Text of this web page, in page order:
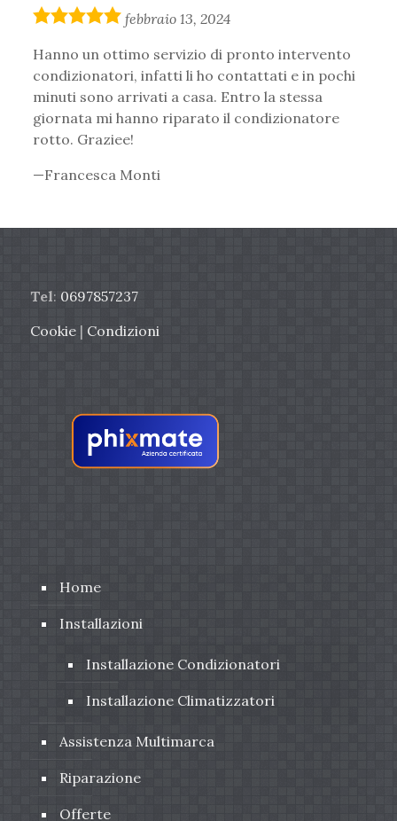
5,0
febbraio 13, 2024
Hanno un ottimo servizio di pronto intervento
condizionatori, infatti li ho contattati e in pochi
minuti sono arrivati a casa. Entro la stessa
giornata mi hanno riparato il condizionatore
rotto. Graziee!
Francesca Monti
Tel: 0697857237
Cookie| Condizioni
Home
Installazioni
Installazione Condizionatori
Installazione Climatizzatori
Assistenza Multimarca
Riparazione
Offerte